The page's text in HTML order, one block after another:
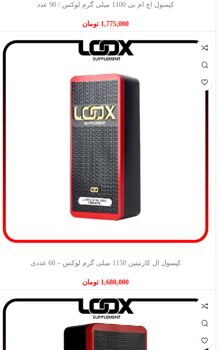
کپسول اچ ام بی 1100 میلی گرم لوکس / 90 عدد
1,775,000 تومان
کپسول ال کارنیتین 1150 میلی گرم لوکس – 60 عددی
1,680,000 تومان